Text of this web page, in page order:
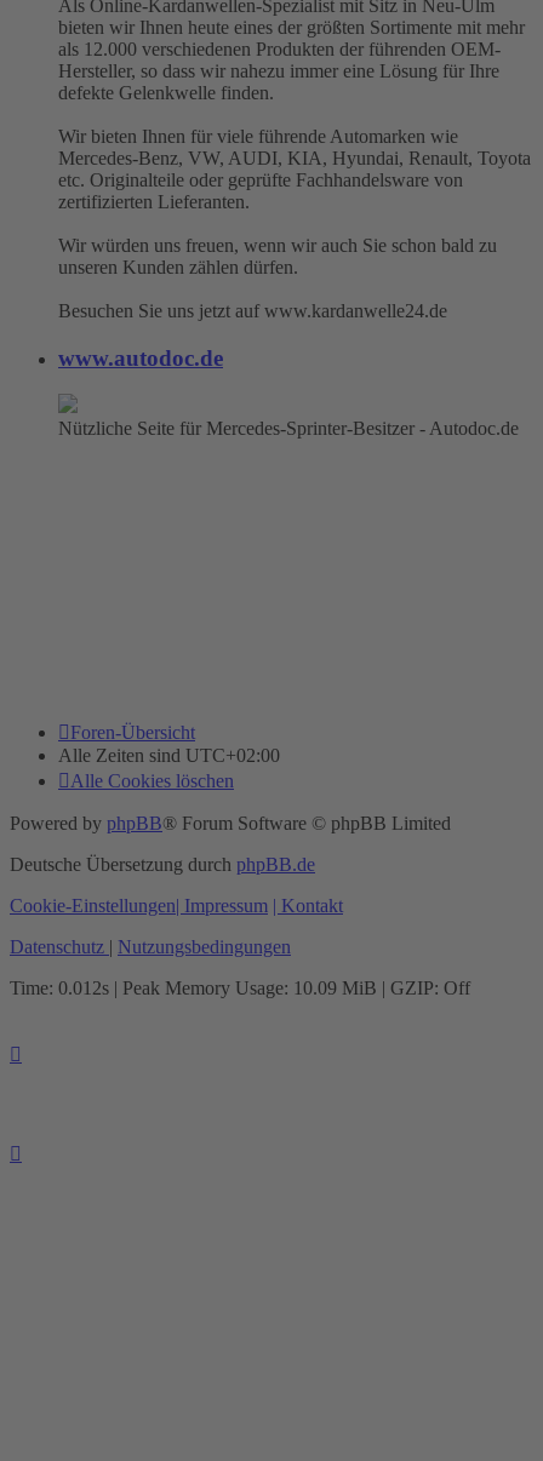
Als Online-Kardanwellen-Spezialist mit Sitz in Neu-Ulm
bieten wir Ihnen heute eines der größten Sortimente mit mehr
als 12.000 verschiedenen Produkten der führenden OEM-
Hersteller, so dass wir nahezu immer eine Lösung für Ihre
defekte Gelenkwelle finden.
Wir bieten Ihnen für viele führende Automarken wie
Mercedes-Benz, VW, AUDI, KIA, Hyundai, Renault, Toyota
etc. Originalteile oder geprüfte Fachhandelsware von
zertifizierten Lieferanten.
Wir würden uns freuen, wenn wir auch Sie schon bald zu
unseren Kunden zählen dürfen.
Besuchen Sie uns jetzt auf www.kardanwelle24.de
www.autodoc.de
Nützliche Seite für Mercedes-Sprinter-Besitzer - Autodoc.de
Foren-Übersicht
Alle Zeiten sind UTC+02:00
Alle Cookies löschen
Powered by phpBB® Forum Software © phpBB Limited
Deutsche Übersetzung durch phpBB.de
Cookie-Einstellungen| Impressum | Kontakt
Datenschutz | Nutzungsbedingungen
Time: 0.012s | Peak Memory Usage: 10.09 MiB | GZIP: Off